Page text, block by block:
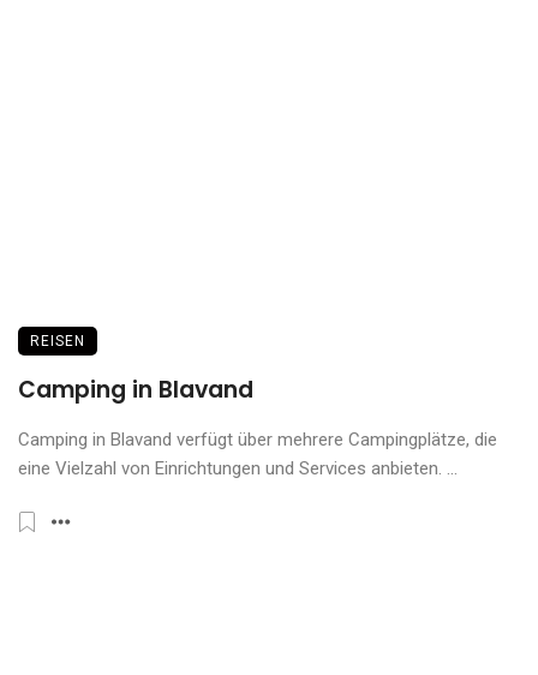
REISEN
Camping in Blavand
Camping in Blavand verfügt über mehrere Campingplätze, die
eine Vielzahl von Einrichtungen und Services anbieten. ...